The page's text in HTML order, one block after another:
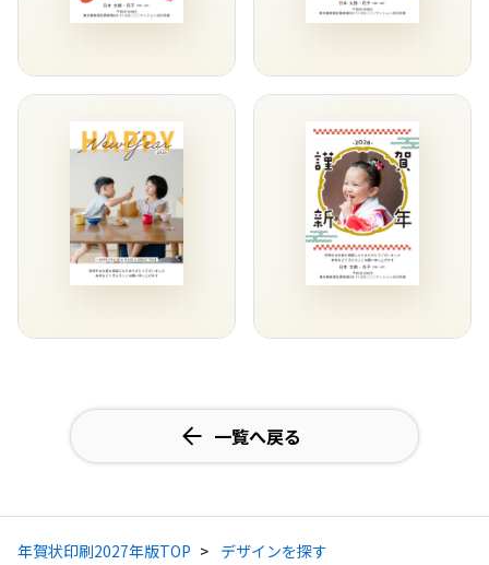
一覧へ戻る
年賀状印刷2027年版TOP
デザインを探す